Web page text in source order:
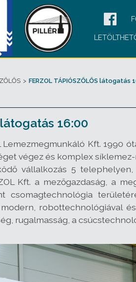
> FERZOL TÁPIÓSZŐLŐS látogatás
látogatás 16:00
Lemezmegmunkáló Kft. 1990
végez és komplex
vállalkozás 5
Kft. a mezőgazdaság, a
csomagtechnológia
robottechnológiával
rugalmasság, a